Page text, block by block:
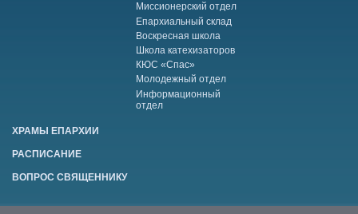
Миссионерский отдел
Епархиальный склад
Воскресная школа
Школа катехизаторов
КЮС «Спас»
Молодежный отдел
Информационный
отдел
ХРАМЫ ЕПАРХИИ
РАСПИСАНИЕ
ВОПРОС СВЯЩЕННИКУ